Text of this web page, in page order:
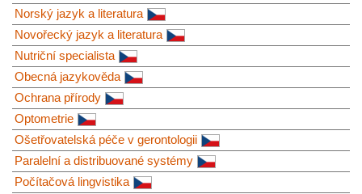
Norský jazyk a literatura
Novořecký jazyk a literatura
Nutriční specialista
Obecná jazykověda
Ochrana přírody
Optometrie
Ošetřovatelská péče v gerontologii
Paralelní a distribuované systémy
Počítačová lingvistika